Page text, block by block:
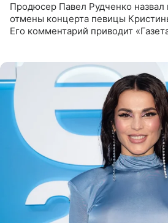
Продюсер Павел Рудченко
отмены концерта певицы
Его комментарий приводит